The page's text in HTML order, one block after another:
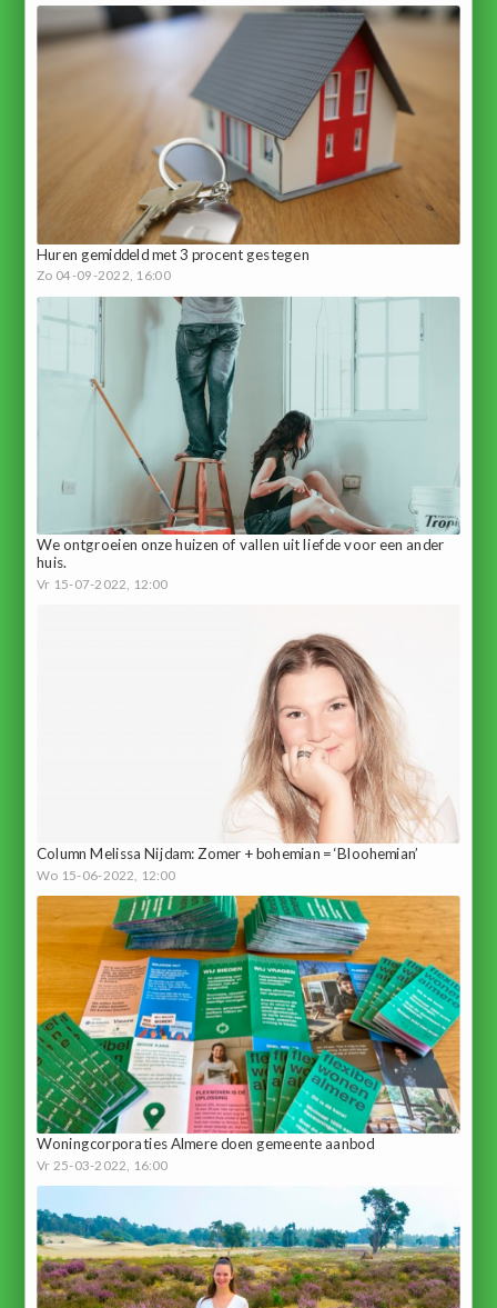
Huren gemiddeld met 3 procent gestegen
Zo 04-09-2022, 16:00
We ontgroeien onze huizen of vallen uit liefde voor een ander
huis.
Vr 15-07-2022, 12:00
Column Melissa Nijdam: Zomer + bohemian = ‘Bloohemian’
Wo 15-06-2022, 12:00
Woningcorporaties Almere doen gemeente aanbod
Vr 25-03-2022, 16:00